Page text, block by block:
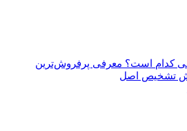
کدام است؟ معرفی پرفروش‌ترین
تشخیص اصل